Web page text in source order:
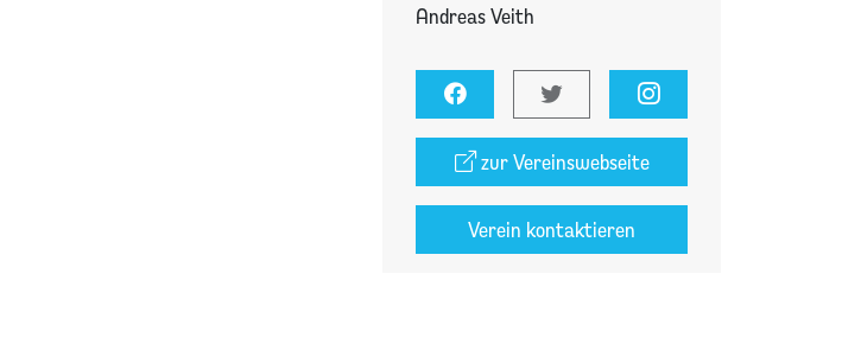
Andreas Veith
zur Vereinswebseite
Verein kontaktieren